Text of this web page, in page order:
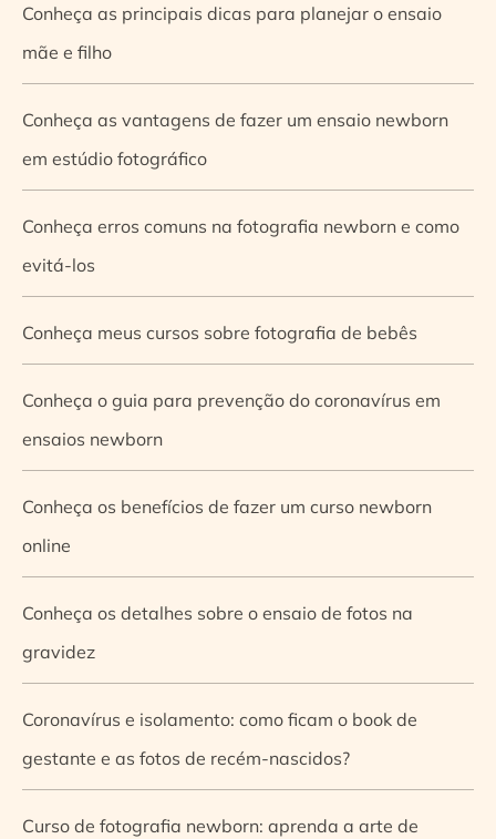
Conheça as principais dicas para planejar o ensaio
mãe e filho
Conheça as vantagens de fazer um ensaio newborn
em estúdio fotográfico
Conheça erros comuns na fotografia newborn e como
evitá-los
Conheça meus cursos sobre fotografia de bebês
Conheça o guia para prevenção do coronavírus em
ensaios newborn
Conheça os benefícios de fazer um curso newborn
online
Conheça os detalhes sobre o ensaio de fotos na
gravidez
Coronavírus e isolamento: como ficam o book de
gestante e as fotos de recém-nascidos?
Curso de fotografia newborn: aprenda a arte de